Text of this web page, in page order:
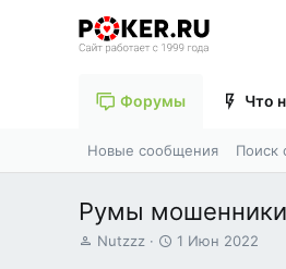
Форумы Что
Новые сообщения Поиск
Румы
А
Nutzzz
Д
1 Июн 2022